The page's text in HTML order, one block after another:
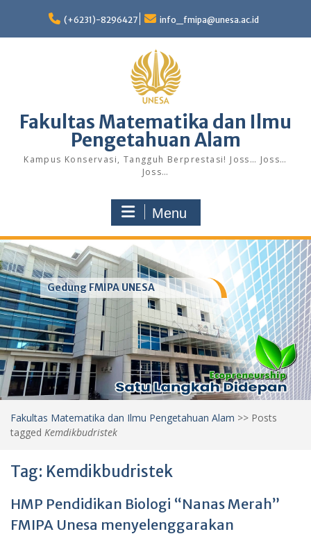
content
(+6231)-8296427 info_fmipa@unesa.ac.id
Fakultas Matematika dan Ilmu
Pengetahuan Alam
Kampus Konservasi, Tangguh Berprestasi! Joss… Joss…
Joss…
Menu
Gedung FMIPA UNESA
Fakultas Matematika dan Ilmu Pengetahuan Alam >> Posts
tagged Kemdikbudristek
Tag: Kemdikbudristek
HMP Pendidikan Biologi “Nanas Merah”
FMIPA Unesa menyelenggarakan